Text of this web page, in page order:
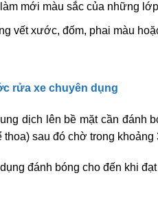
mới màu sắc của những
vết xước, đốm, phai màu
rửa xe chuyên dụng
dịch lên bề mặt cần đánh
sau đó chờ trong khoảng
đánh bóng cho đến khi